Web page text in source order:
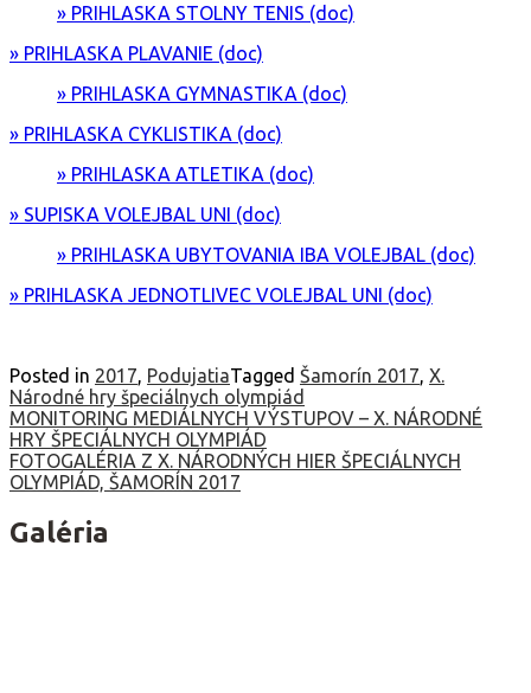
» PRIHLASKA STOLNY TENIS (doc)
» PRIHLASKA PLAVANIE (doc)
» PRIHLASKA GYMNASTIKA (doc)
» PRIHLASKA CYKLISTIKA (doc)
» PRIHLASKA ATLETIKA (doc)
» SUPISKA VOLEJBAL UNI (doc)
» PRIHLASKA UBYTOVANIA IBA VOLEJBAL (doc)
» PRIHLASKA JEDNOTLIVEC VOLEJBAL UNI (doc)
Posted in 2017, PodujatiaTagged Šamorín 2017, X.
Národné hry špeciálnych olympiád
Navigácia
v
článku
MONITORING MEDIÁLNYCH VÝSTUPOV – X. NÁRODNÉ
HRY ŠPECIÁLNYCH OLYMPIÁD
FOTOGALÉRIA Z X. NÁRODNÝCH HIER ŠPECIÁLNYCH
OLYMPIÁD, ŠAMORÍN 2017
Galéria